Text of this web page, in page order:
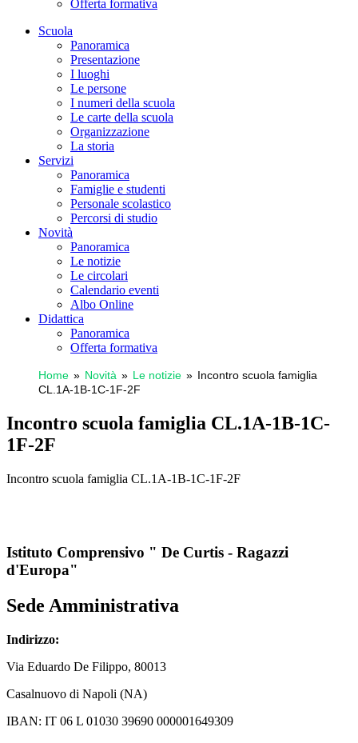
Offerta formativa
Scuola
Panoramica
Presentazione
I luoghi
Le persone
I numeri della scuola
Le carte della scuola
Organizzazione
La storia
Servizi
Panoramica
Famiglie e studenti
Personale scolastico
Percorsi di studio
Novità
Panoramica
Le notizie
Le circolari
Calendario eventi
Albo Online
Didattica
Panoramica
Offerta formativa
Home Novità Le notizie
Incontro scuola famiglia
CL.1A-1B-1C-1F-2F
Incontro scuola famiglia CL.1A-1B-1C-
1F-2F
Incontro scuola famiglia CL.1A-1B-1C-1F-2F
Istituto Comprensivo " De Curtis - Ragazzi
d'Europa"
Sede Amministrativa
Indirizzo:
Via Eduardo De Filippo, 80013
Casalnuovo di Napoli (NA)
IBAN: IT 06 L 01030 39690 000001649309